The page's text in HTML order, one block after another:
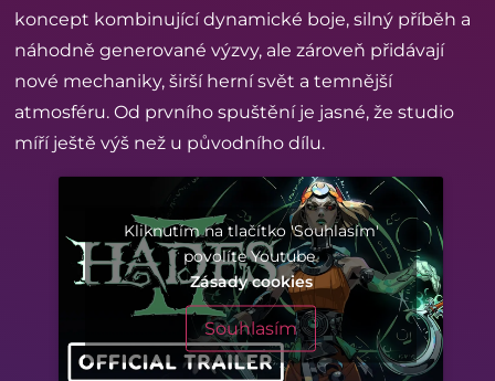
koncept kombinující dynamické boje, silný příběh a
náhodně generované výzvy, ale zároveň přidávají
nové mechaniky, širší herní svět a temnější
atmosféru. Od prvního spuštění je jasné, že studio
míří ještě výš než u původního dílu.
Kliknutím na tlačítko 'Souhlasím'
povolíte Youtube
Zásady cookies
Souhlasím